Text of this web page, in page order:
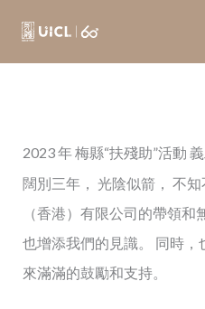
2023 年 梅縣“扶殘助”活動
闊別三年， 光陰似箭， 不
（香港）有限公司的帶領
也增添我們的見識。 同時
來滿滿的鼓勵和支持。